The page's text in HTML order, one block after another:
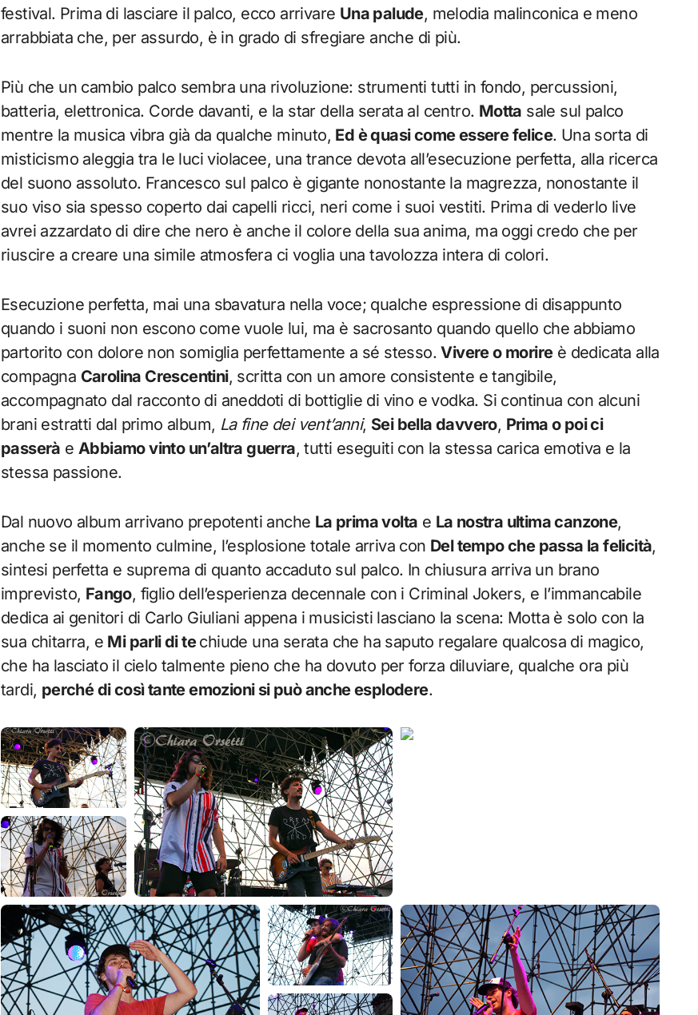
festival. Prima di lasciare il palco, ecco arrivare Una palude, melodia malinconica e meno
arrabbiata che, per assurdo, è in grado di sfregiare anche di più.
Più che un cambio palco sembra una rivoluzione: strumenti tutti in fondo, percussioni,
batteria, elettronica. Corde davanti, e la star della serata al centro. Motta sale sul palco
mentre la musica vibra già da qualche minuto, Ed è quasi come essere felice. Una sorta di
misticismo aleggia tra le luci violacee, una trance devota all’esecuzione perfetta, alla ricerca
del suono assoluto. Francesco sul palco è gigante nonostante la magrezza, nonostante il
suo viso sia spesso coperto dai capelli ricci, neri come i suoi vestiti. Prima di vederlo live
avrei azzardato di dire che nero è anche il colore della sua anima, ma oggi credo che per
riuscire a creare una simile atmosfera ci voglia una tavolozza intera di colori.
Esecuzione perfetta, mai una sbavatura nella voce; qualche espressione di disappunto
quando i suoni non escono come vuole lui, ma è sacrosanto quando quello che abbiamo
partorito con dolore non somiglia perfettamente a sé stesso.Vivere o morireè dedicata alla
compagna Carolina Crescentini, scritta con un amore consistente e tangibile,
accompagnato dal racconto di aneddoti di bottiglie di vino e vodka. Si continua con alcuni
brani estratti dal primo album, La fine dei vent’anni, Sei bella davvero, Prima o poi ci
passerà eAbbiamo vinto un’altra guerra, tutti eseguiti con la stessa carica emotiva e la
stessa passione.
Dal nuovo album arrivano prepotenti anche La prima volta e La nostra ultima canzone,
anche se il momento culmine, l’esplosione totale arriva con Del tempo che passa la felicità,
sintesi perfetta e suprema di quanto accaduto sul palco. In chiusura arriva un brano
imprevisto, Fango, figlio dell’esperienza decennale con i Criminal Jokers, e l’immancabile
dedica ai genitori di Carlo Giuliani appena i musicisti lasciano la scena: Motta è solo con la
sua chitarra, e Mi parli di techiude una serata che ha saputo regalare qualcosa di magico,
che ha lasciato il cielo talmente pieno che ha dovuto per forza diluviare, qualche ora più
tardi, perché di così tante emozioni si può anche esplodere.